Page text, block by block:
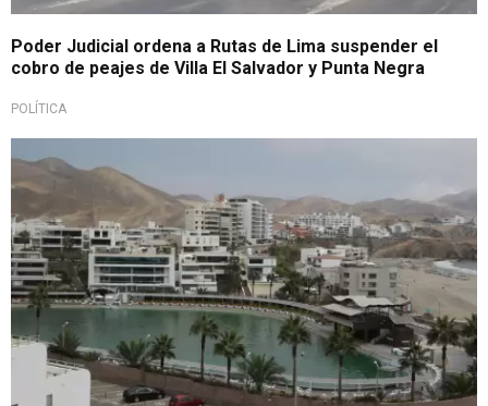
Poder Judicial ordena a Rutas de Lima suspender el
cobro de peajes de Villa El Salvador y Punta Negra
POLÍTICA
Lo último